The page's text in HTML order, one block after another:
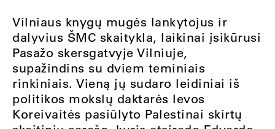
Vilniaus knygų mugės lankytojus ir
dalyvius ŠMC skaitykla, laikinai įsikūrusi
Pasažo skersgatvyje Vilniuje,
supažindins su dviem teminiais
rinkiniais. Vieną jų sudaro leidiniai iš
politikos mokslų daktarės Ievos
Koreivaitės pasiūlyto Palestinai skirtų